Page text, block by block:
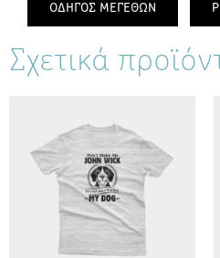
ΟΔΗΓΟΣ ΜΕΓΕΘΩΝ
Σχετικά